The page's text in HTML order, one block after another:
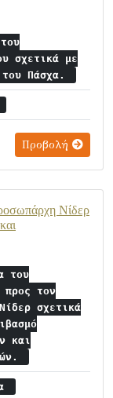
σχετικά με
Πάσχα.
Προβολή
Νίδερ
του
προς τον
σχετικά
και